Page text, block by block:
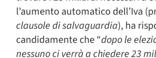
l’aumento automatico dell’Iva
clausole di salvaguardia), ha
candidamente che “dopo le
nessuno ci verrà a chiedere 23